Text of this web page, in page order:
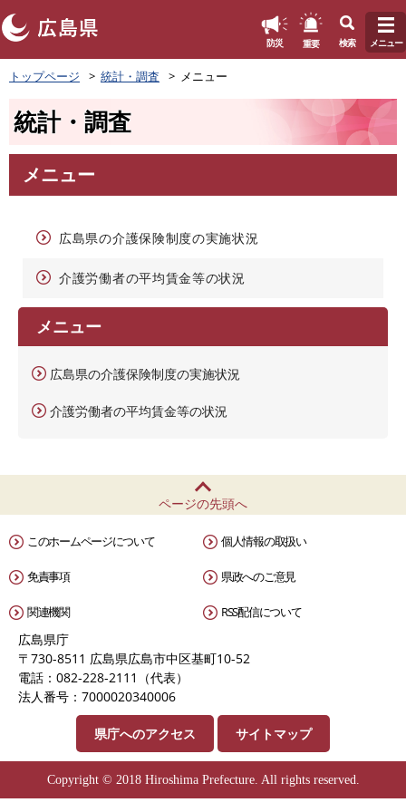
ペ
ー
頭
す
防災 重要 検索 メニュー
トップページ 統計・調査 メニュー
統計・調査
文
メニュー
広島県の介護保険制度の実施状況
介護労働者の平均賃金等の状況
メニュー
広島県の介護保険制度の実施状況
介護労働者の平均賃金等の状況
ページの先頭へ
このホームページについて 個人情報の取扱い
免責事項 県政へのご意見
関連機関 RSS配信について
広島県庁
〒730-8511 広島県広島市中区基町10-52
電話：082-228-2111（代表）
法人番号：7000020340006
県庁へのアクセス サイトマップ
Copyright © 2018 Hiroshima Prefecture. All rights reserved.